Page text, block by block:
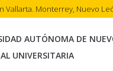
Vallarta. Monterrey, Nuevo
AUTÓNOMA DE
UNIVERSITARIA
INICIO ACERCA